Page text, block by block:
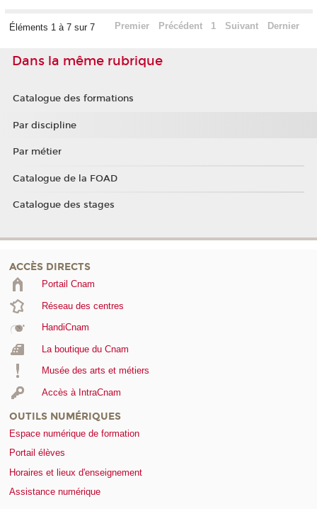
Éléments 1 à 7 sur 7 Premier Précédent 1 Suivant Dernier
Dans la même rubrique
Catalogue des formations
Par discipline
Par métier
Catalogue de la FOAD
Catalogue des stages
ACCÈS DIRECTS
Portail Cnam
Réseau des centres
HandiCnam
La boutique du Cnam
Musée des arts et métiers
Accès à IntraCnam
OUTILS NUMÉRIQUES
Espace numérique de formation
Portail élèves
Horaires et lieux d'enseignement
Assistance numérique